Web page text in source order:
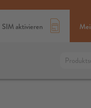
SIM aktivieren